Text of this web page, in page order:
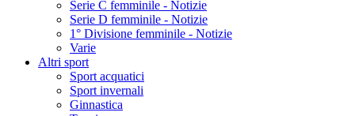
Serie C femminile - Notizie
Serie D femminile - Notizie
1° Divisione femminile - Notizie
Varie
Altri sport
Sport acquatici
Sport invernali
Ginnastica